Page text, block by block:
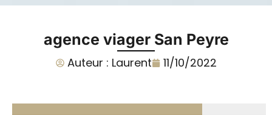
agence viager San Peyre
Auteur : Laurent 11/10/2022